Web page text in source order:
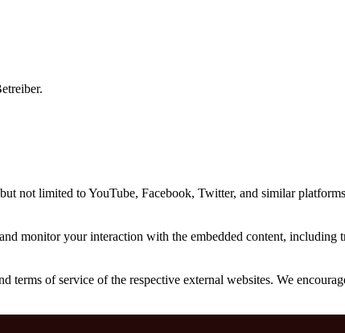
not limited to YouTube, Facebook, Twitter, and similar
monitor your interaction with the embedded content,
of service of the respective external websites. We